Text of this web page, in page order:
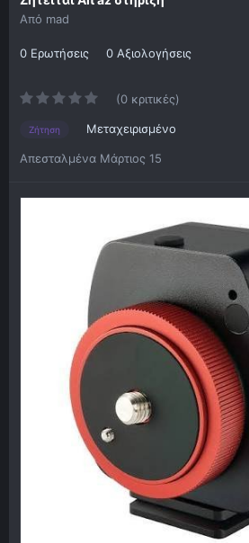
Από mad
0 Ερωτήσεις 0 Αξιολογήσεις
(0 κριτικές)
Ζήτηση Μεταχειρισμένο
Απεσταλμένα Μάρτιος 15